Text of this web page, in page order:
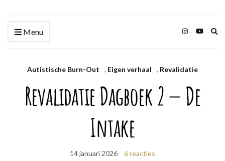
Menu
Autistische Burn-Out , Eigen verhaal , Revalidatie
Revalidatie Dagboek 2 — De
Intake
14 januari 2026 6 reacties